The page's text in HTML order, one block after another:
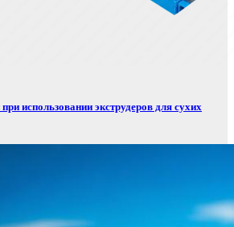
использовании экструдеров для сухих